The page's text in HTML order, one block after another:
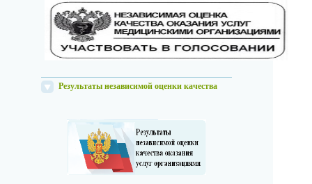
Результаты независимой оценки качества